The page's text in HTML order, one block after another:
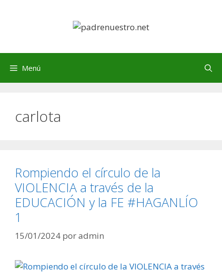
Menú
carlota
Rompiendo el círculo de la
VIOLENCIA a través de la
EDUCACIÓN y la FE #HAGANLÍO
1
15/01/2024 poradmin